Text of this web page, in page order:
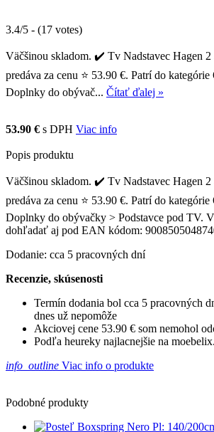
3.4/5 - (17 votes)
Väčšinou skladom. ✔️ Tv Nadstavec Hagen 2
predáva za cenu ⭐ 53.90 €. Patrí do
Doplnky do obývač... Čítať ďalej »
53.90 € s DPH Viac info
Popis produktu
Väčšinou skladom. ✔️ Tv Nadstavec Hagen 2
predáva za cenu ⭐ 53.90 €. Patrí do
Doplnky do obývačky > Podstavce pod TV.
dohľadať aj pod EAN kódom:
Dodanie: cca 5 pracovných dní
Recenzie, skúsenosti
Termín dodania bol cca 5 pracovných
dnes už nepomôže
Akciovej cene 53.90 € som nemohol
Podľa heureky najlacnejšie na
info_outline Viac info o produkte
Podobné produkty